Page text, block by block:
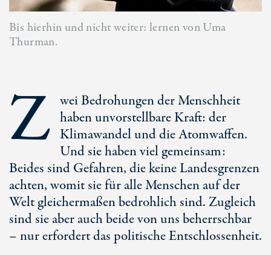
Bis hierhin und nicht weiter: lernen von Uma
Thurman.
Z wei Bedrohungen der Menschheit
haben unvorstellbare Kraft: der
Klimawandel und die Atomwaffen.
Und sie haben viel gemeinsam:
Beides sind Gefahren, die keine Landesgrenzen
achten, womit sie für alle Menschen auf der
Welt gleichermaßen bedrohlich sind. Zugleich
sind sie aber auch beide von uns beherrschbar
– nur erfordert das politische Entschlossenheit.